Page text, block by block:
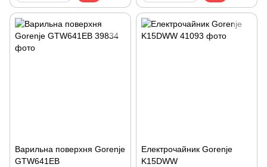
Варильна поверхня Gorenje
GTW641EB
Електрочайник Gorenje
K15DWW